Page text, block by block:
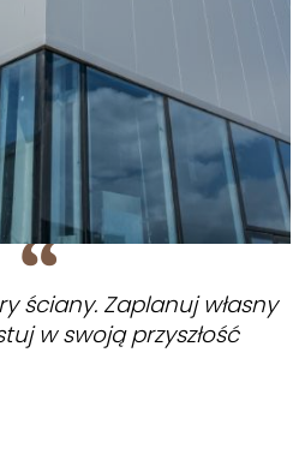
ściany. Zaplanuj własny
w swoją przyszłość